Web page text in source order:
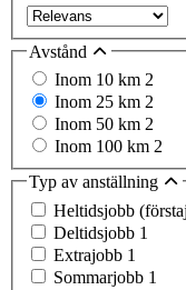
Avstånd
Inom 10 km 2
Inom 25 km 2
Inom 50 km 2
Inom 100 km 2
Typ av anställning
Heltidsjobb
Deltidsjobb 1
Extrajobb 1
Sommarjobb 1